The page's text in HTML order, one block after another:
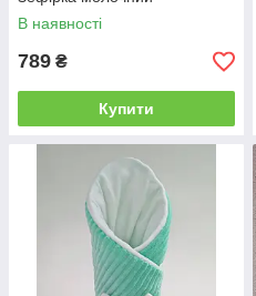
В наявності
789 ₴
Купити